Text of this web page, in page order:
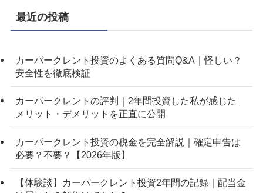
最近の投稿
カーパークレント投資のよくある質問Q&A｜怪しい？
安全性を徹底検証
カーパークレントの評判｜2年間投資した私が感じた
メリット・デメリットを正直に公開
カーパークレント投資の税金を完全解説｜確定申告は
必要？不要？【2026年版】
【体験談】カーパークレント投資2年間の記録｜配当金